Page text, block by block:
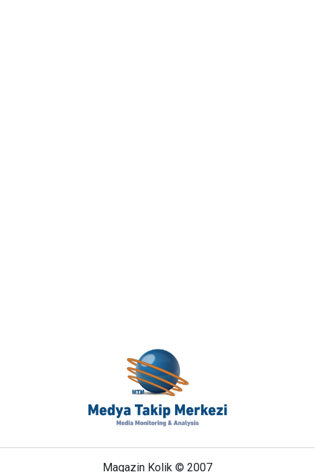
Magazin Kolik © 2007